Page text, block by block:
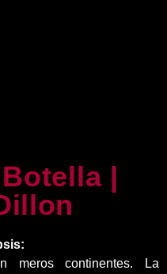
|
meros continentes. La